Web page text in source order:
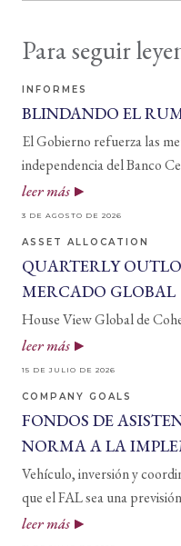
Para seguir
INFORMES
BLINDANDO EL
El Gobierno refuerza las
independencia del Banco
leer más
3 DE AGOSTO DE 2026
ASSET ALLOCATION
QUARTERLY
MERCADO GLOBAL
House View Global de
leer más
15 DE JULIO DE 2026
COMPANY GOALS
FONDOS DE
NORMA A LA
Vehículo, inversión y
que el FAL sea una
leer más